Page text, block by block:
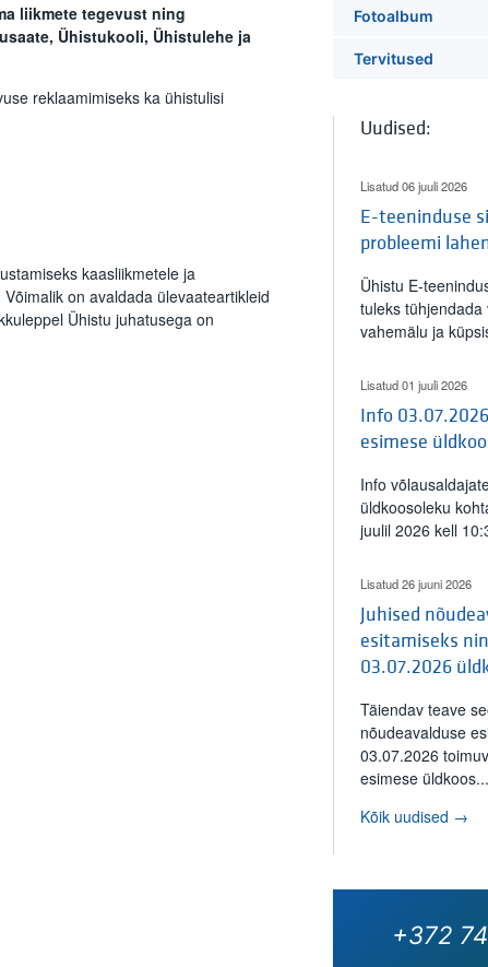
liikmete tegevust ning
Ühistukooli, Ühistulehe ja
reklaamimiseks ka ühistulisi
kaasliikmetele ja
on avaldada ülevaateartikleid
Ühistu juhatusega on
Fotoalbum
Tervitused
Uudised:
Lisatud 06 juuli 2026
E-teeninduse
probleemi
Ühistu E-
tuleks tühjendada
vahemälu ja
Lisatud 01 juuli 2026
Info
esimese
Info
üldkoosoleku
juulil 2026 kell
Lisatud 26 juuni 2026
Juhised
esitamiseks
03.07.2026
Täiendav teave
nõudeavalduse
03.07.2026
esimese üldkoos...
Kõik uudised →
+372